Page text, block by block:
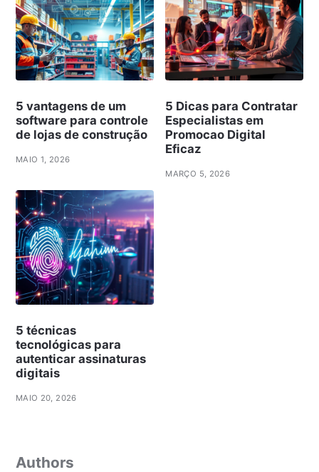
5 vantagens de um
software para controle
de lojas de construção
MAIO 1, 2026
5 Dicas para Contratar
Especialistas em
Promocao Digital
Eficaz
MARÇO 5, 2026
5 técnicas
tecnológicas para
autenticar assinaturas
digitais
MAIO 20, 2026
Authors